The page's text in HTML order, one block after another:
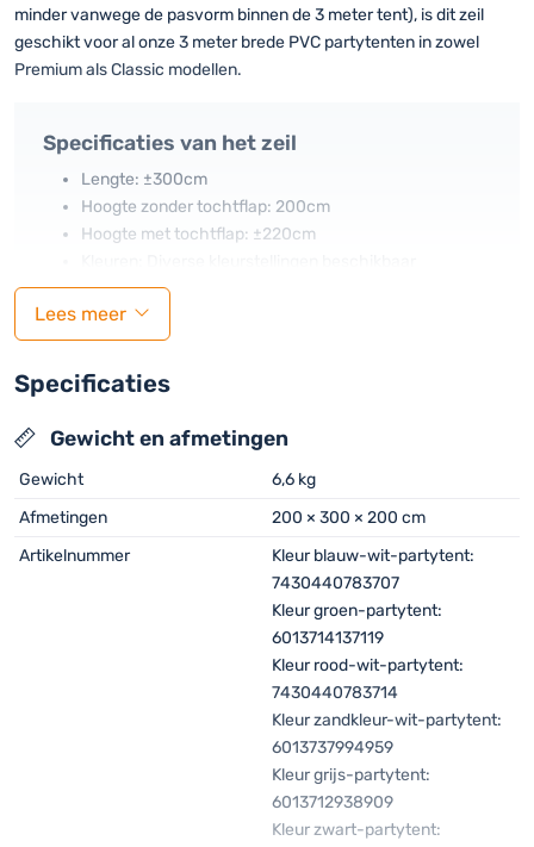
minder vanwege de pasvorm binnen de 3 meter tent), is dit zeil
geschikt voor al onze 3 meter brede PVC partytenten in zowel
Premium als Classic modellen.
Specificaties van het zeil
Lengte: ±300cm
Hoogte zonder tochtflap: 200cm
Hoogte met tochtflap: ±220cm
Bevestiging: Metalen oogringen rondom (elke 50cm)
Materiaal: PVC – 550 gram per m²
Afwerking: Thermisch gelaste naden
Ritsen: Ja, 2 stuks op 50cm uit beide zijkanten
Afstand tussen ritsen: 200cm
Oproldeur: Ja, door middel van ritsen openen, oprollen
en vastzetten
Wil je deze eindwand gebruiken in je partytent en bezit je geen
Advies: 2x set korte elastieken van 10 stuks en 1x set lange
Lees meer
Specificaties
Gewicht en afmetingen
Gewicht
6,6 kg
Afmetingen
200 × 300 × 200 cm
Artikelnummer
Kleur blauw-wit-partytent:
7430440783707
Kleur groen-partytent:
6013714137119
Kleur rood-wit-partytent:
7430440783714
Kleur zandkleur-wit-partytent:
6013737994959
Kleur grijs-partytent:
6013712938909
Kleur zwart-partytent: